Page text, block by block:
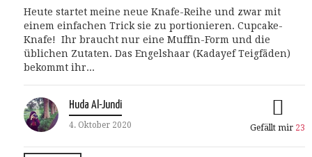
Heute startet meine neue Knafe-Reihe und zwar mit
einem einfachen Trick sie zu portionieren. Cupcake-
Knafe! Ihr braucht nur eine Muffin-Form und die
üblichen Zutaten. Das Engelshaar (Kadayef Teigfäden)
bekommt ihr...
Huda Al-Jundi
4. Oktober 2020 Gefällt mir 23